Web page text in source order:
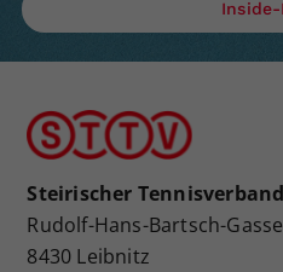
Steirischer Tennisverband
Rudolf-Hans-Bartsch-
8430 Leibnitz